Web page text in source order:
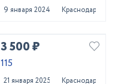
9 января 2024 Краснодар
3 500 ₽
115
21 января 2025 Краснодар